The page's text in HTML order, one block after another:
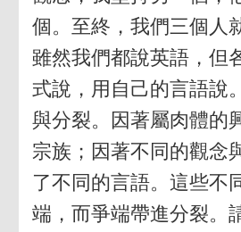
個。至終，我們三個人
雖然我們都說英語，但
式說，用自己的言語說
與分裂。因著屬肉體的
宗族；因著不同的觀念
了不同的言語。這些不
端，而爭端帶進分裂。